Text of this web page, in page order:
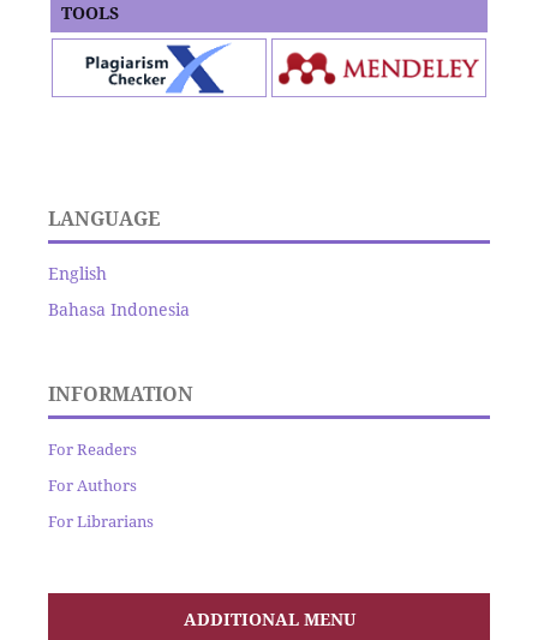
TOOLS
LANGUAGE
English
Bahasa Indonesia
INFORMATION
For Readers
For Authors
For Librarians
ADDITIONAL MENU